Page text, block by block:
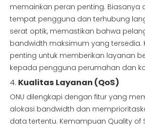
memainkan peran penting. Biasanya
tempat pengguna dan terhubung
serat optik, memastikan bahwa
bandwidth maksimum yang tersedia.
penting untuk memberikan layanan
kepada pengguna perumahan dan
4. Kualitas Layanan (QoS)
ONU dilengkapi dengan fitur yang
alokasi bandwidth dan
data tertentu. Kemampuan Quality of